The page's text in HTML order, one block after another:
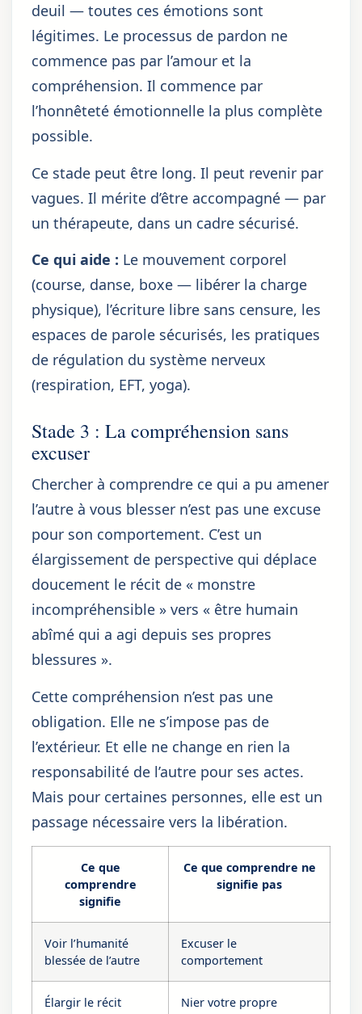
deuil — toutes ces émotions sont
légitimes. Le processus de pardon ne
commence pas par l’amour et la
compréhension. Il commence par
l’honnêteté émotionnelle la plus complète
possible.
Ce stade peut être long. Il peut revenir par
vagues. Il mérite d’être accompagné — par
un thérapeute, dans un cadre sécurisé.
Ce qui aide : Le mouvement corporel
(course, danse, boxe — libérer la charge
physique), l’écriture libre sans censure, les
espaces de parole sécurisés, les pratiques
de régulation du système nerveux
(respiration, EFT, yoga).
Stade 3 : La compréhension sans
excuser
Chercher à comprendre ce qui a pu amener
l’autre à vous blesser n’est pas une excuse
pour son comportement. C’est un
élargissement de perspective qui déplace
doucement le récit de « monstre
incompréhensible » vers « être humain
abîmé qui a agi depuis ses propres
blessures ».
Cette compréhension n’est pas une
obligation. Elle ne s’impose pas de
l’extérieur. Et elle ne change en rien la
responsabilité de l’autre pour ses actes.
Mais pour certaines personnes, elle est un
passage nécessaire vers la libération.
Ce que
comprendre
signifie
Ce que comprendre ne
signifie pas
Voir l’humanité
blessée de l’autre
Excuser le
comportement
Élargir le récit
Nier votre propre